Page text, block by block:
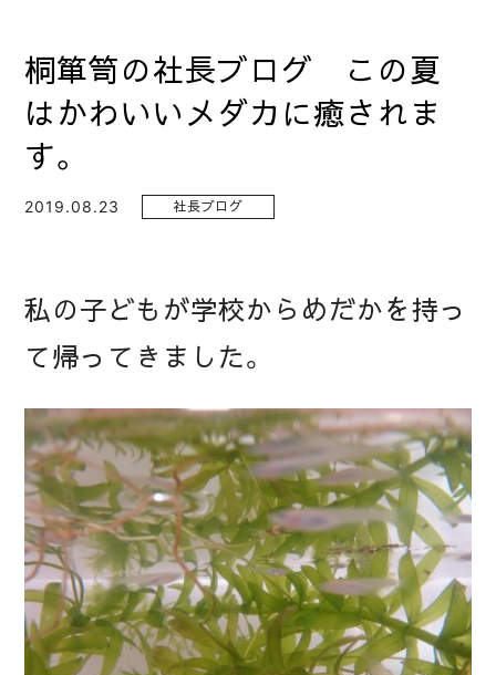
桐箪笥の社長ブログ この夏
はかわいいメダカに癒されま
す。
2019.08.23 社長ブログ
私の子どもが学校からめだかを持っ
て帰ってきました。